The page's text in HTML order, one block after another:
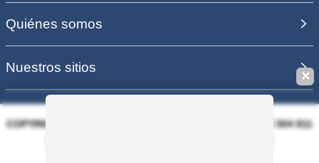
Quiénes somos
Nuestros sitios
COPYRIGHT 2006 - 2025 - EQUIRODI SAS - R.C.S. DOLE 504 811
✕